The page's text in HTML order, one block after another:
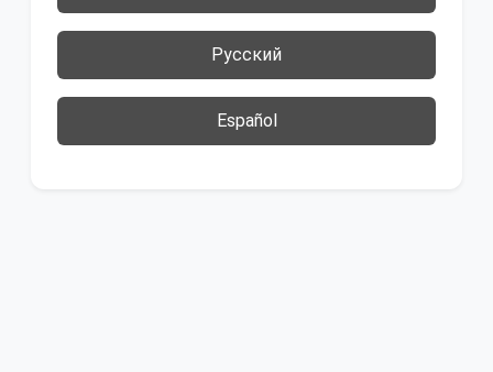
Русский
Español